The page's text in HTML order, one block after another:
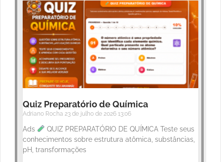
Quiz Preparatório de Química
Adriano Rocha 23 de julho de 2026 13:06
Ads
QUIZ PREPARATÓRIO DE QUÍMICA Teste seus
conhecimentos sobre estrutura atômica, substâncias,
pH, transformações